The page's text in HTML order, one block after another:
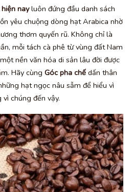
nayluôn đứng đầu danh sách
yêu chuộng dòng hạt Arabica nhờ
thơm quyến rũ. Không chỉ là
mỗi tách cà phê từ vùng đất Nam
nền văn hóa di sản lâu đời được
Hãy cùng Góc pha chế dấn thân
hạt ngọc nâu sẫm để hiểu vì
chúng đến vậy.